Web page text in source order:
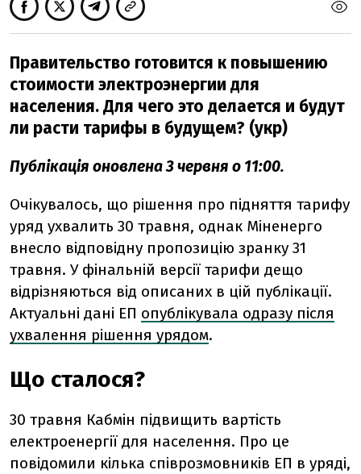
Правительство готовится к повышению
стоимости электроэнергии для
населения. Для чего это делается и будут
ли расти тарифы в будущем? (укр)
Публікація оновлена 3 червня о 11:00.
Очікувалось, що рішення про підняття тарифу
уряд ухвалить 30 травня, однак Міненерго
внесло відповідну пропозицію зранку 31
травня. У фінальній версії тарифи дещо
відрізняються від описаних в цій публікації.
Актуальні дані ЕП опублікувала одразу після
ухвалення рішення урядом.
Що сталося?
30 травня Кабмін підвищить вартість
електроенергії для населення. Про це
повідомили кілька співрозмовників ЕП в уряді,